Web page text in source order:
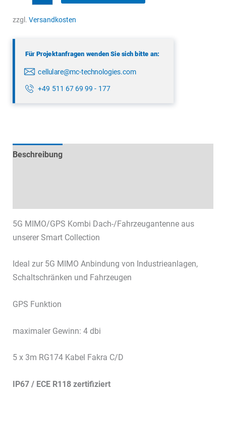
MIMO/GPS
Dachantenne
zzgl. Versandkosten
Für Projektanfragen wenden Sie sich bitte an:
cellulare@mc-technologies.com
+49 511 67 69 99 - 177
Beschreibung
5G MIMO/GPS Kombi Dach-/Fahrzeugantenne aus
unserer Smart Collection
Ideal zur 5G MIMO Anbindung von Industrieanlagen,
Schaltschränken und Fahrzeugen
GPS Funktion
maximaler Gewinn: 4 dbi
5 x 3m RG174 Kabel Fakra C/D
IP67 / ECE R118 zertifiziert